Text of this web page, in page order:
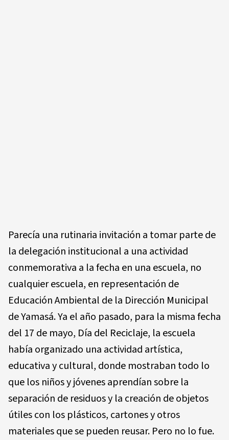
Parecía una rutinaria invitación a tomar parte de
la delegación institucional a una actividad
conmemorativa a la fecha en una escuela, no
cualquier escuela, en representación de
Educación Ambiental de la Dirección Municipal
de Yamasá. Ya el año pasado, para la misma fecha
del 17 de mayo, Día del Reciclaje, la escuela
había organizado una actividad artística,
educativa y cultural, donde mostraban todo lo
que los niños y jóvenes aprendían sobre la
separación de residuos y la creación de objetos
útiles con los plásticos, cartones y otros
materiales que se pueden reusar. Pero no lo fue.